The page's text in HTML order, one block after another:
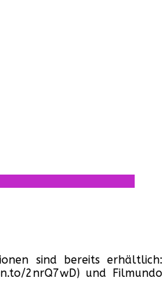
sind bereits erhältlich:
2nrQ7wD) und Filmundo